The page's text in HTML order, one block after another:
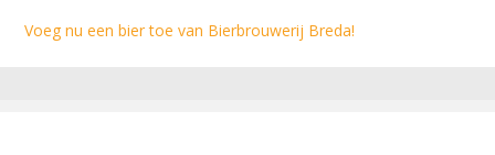
Voeg nu een bier toe van Bierbrouwerij Breda!